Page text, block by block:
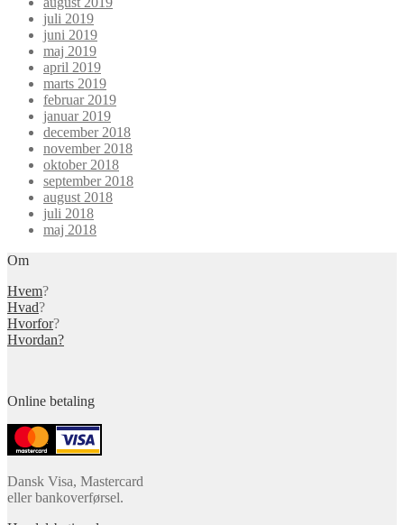
juli 2019
juni 2019
maj 2019
april 2019
marts 2019
februar 2019
januar 2019
december 2018
november 2018
oktober 2018
september 2018
august 2018
juli 2018
maj 2018
Om
Hvem?
Hvad?
Hvorfor?
Hvordan?
Online betaling
Dansk Visa, Mastercard
eller bankoverførsel.